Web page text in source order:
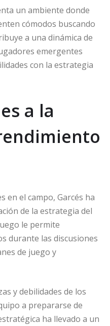
un ambiente donde
cómodos buscando
a una dinámica de
emergentes
con la estrategia
a la
en el campo, Garcés ha
de la estrategia del
le permite
durante las discusiones
de juego y
y debilidades de los
a prepararse de
ha llevado a un